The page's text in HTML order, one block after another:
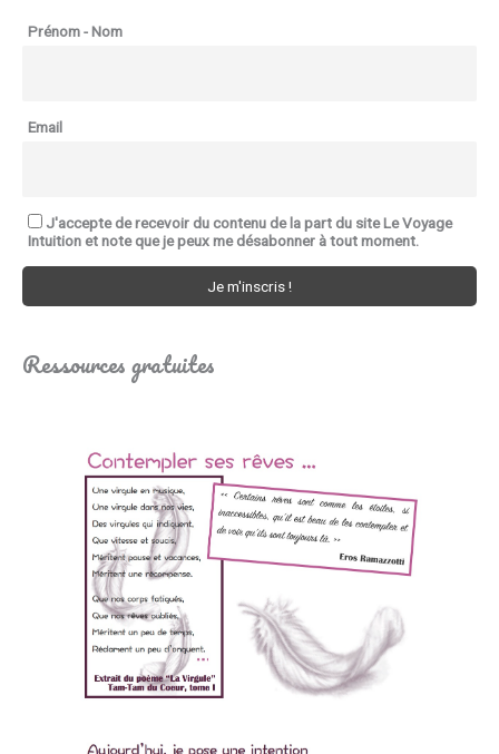
Prénom - Nom
Email
J'accepte de recevoir du contenu de la part du site Le Voyage
Intuition et note que je peux me désabonner à tout moment.
Ressources gratuites